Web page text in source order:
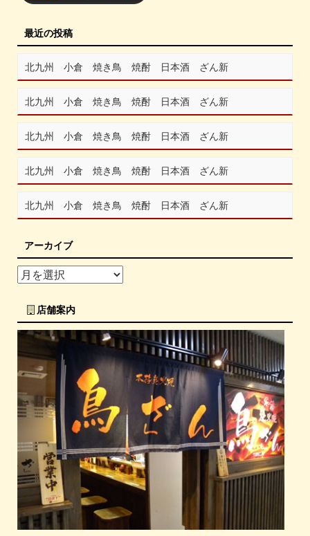
最近の投稿
北九州 小倉 焼き鳥 焼酎 日本酒 ざん新
北九州 小倉 焼き鳥 焼酎 日本酒 ざん新
北九州 小倉 焼き鳥 焼酎 日本酒 ざん新
北九州 小倉 焼き鳥 焼酎 日本酒 ざん新
北九州 小倉 焼き鳥 焼酎 日本酒 ざん新
アーカイブ
店舗案内